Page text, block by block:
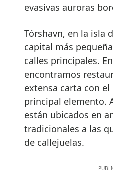
evasivas auroras
Tórshavn, en la isla
capital más
calles principales.
encontramos
extensa carta con
principal elemento.
están ubicados en
tradicionales a las
de callejuelas.